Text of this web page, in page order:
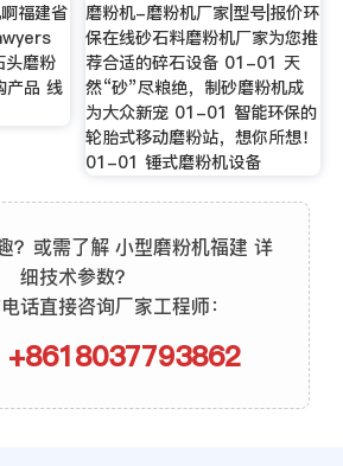
福建省
头磨粉
产品 线
磨粉机-磨粉机厂家|型号|报价环
保在线砂石料磨粉机厂家为您推
荐合适的碎石设备 01-01 天
然“砂”尽粮绝，制砂磨粉机成
为大众新宠 01-01 智能环保的
轮胎式移动磨粉站，想你所想！
01-01 锤式磨粉机设备
？或需了解 小型磨粉机福建 详
细技术参数？
话直接咨询厂家工程师：
+8618037793862